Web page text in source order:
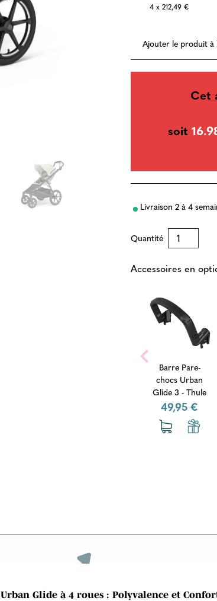
4 x 212,49 €
Ajouter le produit à
Cet
soit
Livraison 2 à 4
Quantité
Accessoires en
Barre Pare-
chocs Urban
Glide 3 - Thule
49,95 €
Glide à 4 roues : Polyvalence et